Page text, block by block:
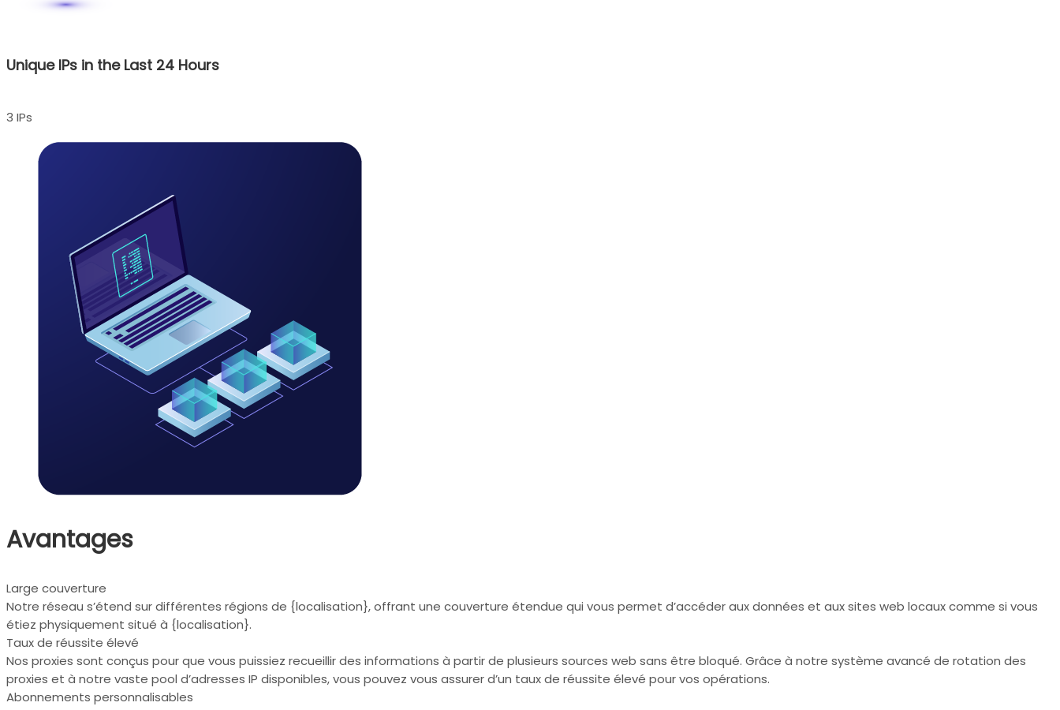
Unique IPs in the Last 24 Hours
3 IPs
Avantages
Large couverture
Notre réseau s’étend sur différentes régions de {localisation}, offrant une couverture étendue qui vous permet d’accéder aux données et aux sites web locaux comme si vous
étiez physiquement situé à {localisation}.
Taux de réussite élevé
Nos proxies sont conçus pour que vous puissiez recueillir des informations à partir de plusieurs sources web sans être bloqué. Grâce à notre système avancé de rotation des
proxies et à notre vaste pool d’adresses IP disponibles, vous pouvez vous assurer d’un taux de réussite élevé pour vos opérations.
Abonnements personnalisables